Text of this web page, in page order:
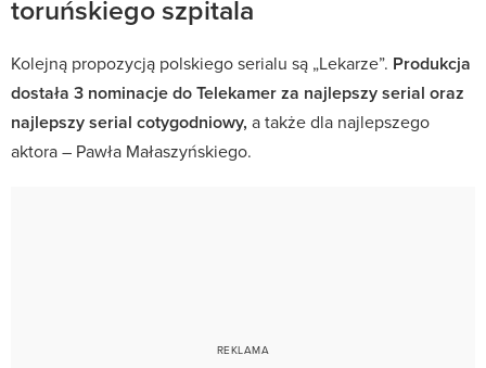
toruńskiego szpitala
Kolejną propozycją polskiego serialu są „Lekarze”. Produkcja
dostała 3 nominacje do Telekamer za najlepszy serial oraz
najlepszy serial cotygodniowy, a także dla najlepszego
aktora – Pawła Małaszyńskiego.